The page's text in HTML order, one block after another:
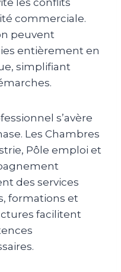
les conflits
commerciale.
peuvent
entièrement en
simplifiant
s’avère
Les Chambres
Pôle emploi et
des services
formations et
facilitent